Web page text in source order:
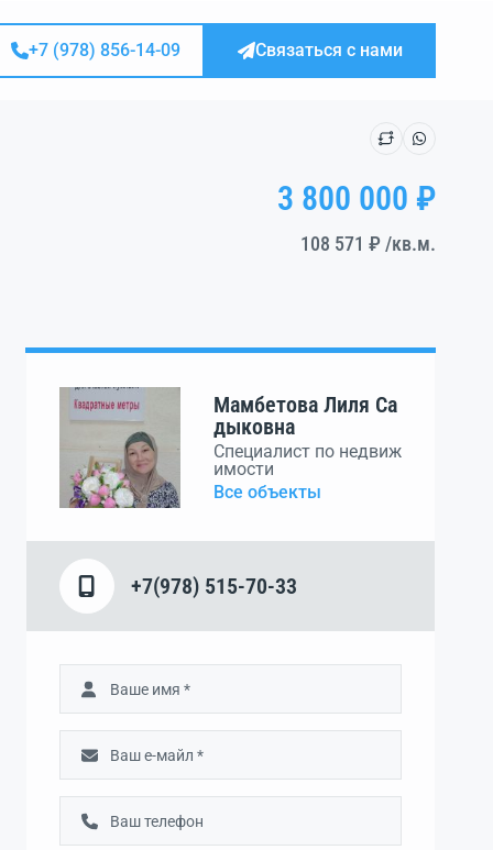
+7 (978) 856-14-09 Связаться с нами
3 800 000 ₽
108 571 ₽ /кв.м.
Мамбетова Лиля Са
дыковна
Специалист по недвиж
имости
Все объекты
+7(978) 515-70-33